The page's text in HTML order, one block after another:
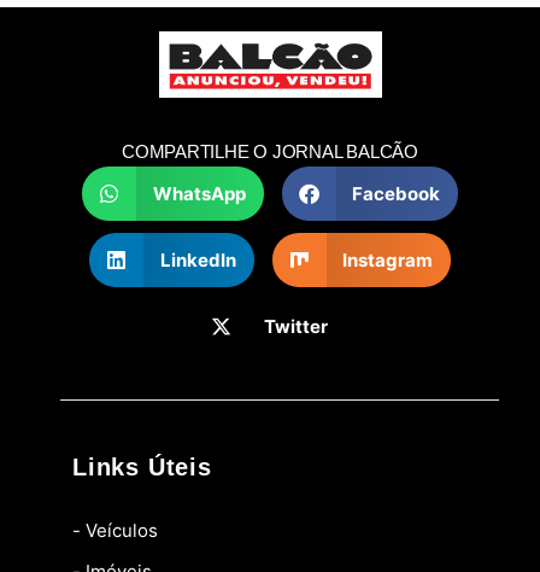
COMPARTILHE O JORNAL BALCÃO
WhatsApp Facebook
LinkedIn Instagram
Twitter
Links Úteis
- Veículos